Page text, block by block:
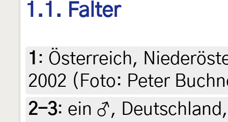
1.1. Falter
1 : Österreich,
2002 (Foto: Peter
2-3: ein ♂,